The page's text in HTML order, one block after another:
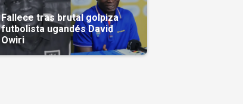
Fallece tras brutal golpiza
futbolista ugandés David
Owiri